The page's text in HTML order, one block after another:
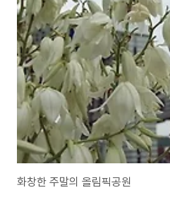
서 한껏 어울리네요.
화창한 주말의 올림픽공원